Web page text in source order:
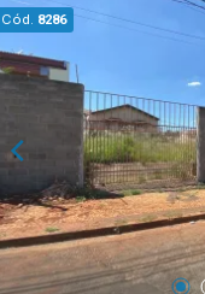
Cód. 8286